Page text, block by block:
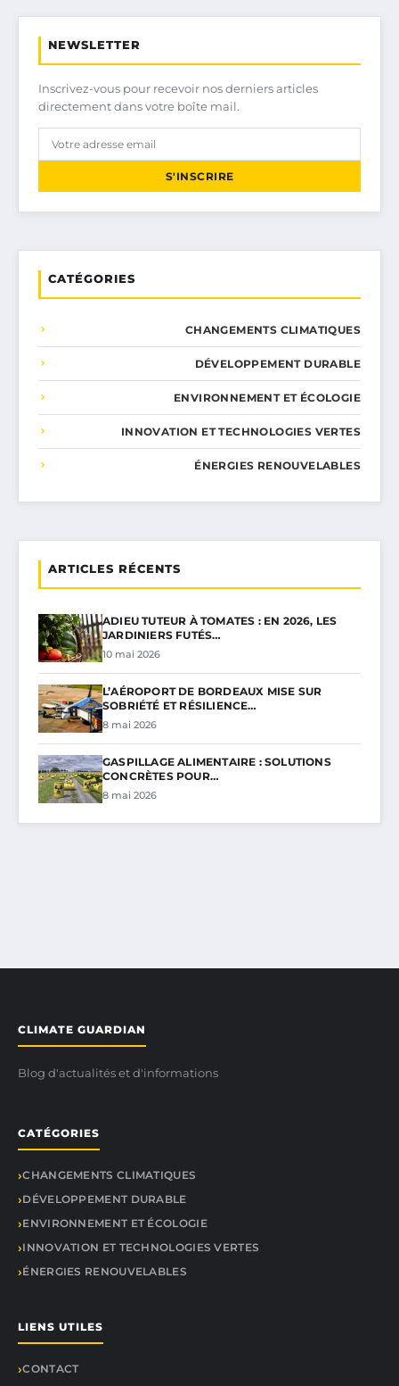
NEWSLETTER
Inscrivez-vous pour recevoir nos derniers articles
directement dans votre boîte mail.
S'INSCRIRE
CATÉGORIES
CHANGEMENTS CLIMATIQUES
DÉVELOPPEMENT DURABLE
ENVIRONNEMENT ET ÉCOLOGIE
INNOVATION ET TECHNOLOGIES VERTES
ÉNERGIES RENOUVELABLES
ARTICLES RÉCENTS
ADIEU TUTEUR À TOMATES : EN 2026, LES
JARDINIERS FUTÉS…
10 mai 2026
L’AÉROPORT DE BORDEAUX MISE SUR
SOBRIÉTÉ ET RÉSILIENCE…
8 mai 2026
GASPILLAGE ALIMENTAIRE : SOLUTIONS
CONCRÈTES POUR…
8 mai 2026
CLIMATE GUARDIAN
Blog d'actualités et d'informations
CATÉGORIES
CHANGEMENTS CLIMATIQUES
DÉVELOPPEMENT DURABLE
ENVIRONNEMENT ET ÉCOLOGIE
INNOVATION ET TECHNOLOGIES VERTES
ÉNERGIES RENOUVELABLES
LIENS UTILES
CONTACT